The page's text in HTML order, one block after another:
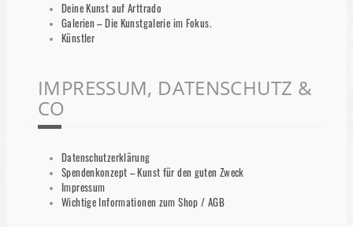
Deine Kunst auf Arttrado
Galerien – Die Kunstgalerie im Fokus.
Künstler
IMPRESSUM, DATENSCHUTZ &
CO
Datenschutzerklärung
Spendenkonzept – Kunst für den guten Zweck
Impressum
Wichtige Informationen zum Shop / AGB